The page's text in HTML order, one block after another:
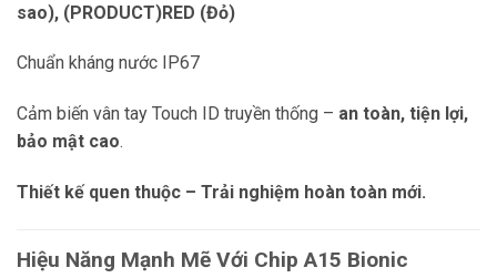
sao), (PRODUCT)RED (Đỏ)
Chuẩn kháng nước IP67
Cảm biến vân tay Touch ID truyền thống – an toàn, tiện lợi,
bảo mật cao.
Thiết kế quen thuộc – Trải nghiệm hoàn toàn mới.
Hiệu Năng Mạnh Mẽ Với Chip A15 Bionic